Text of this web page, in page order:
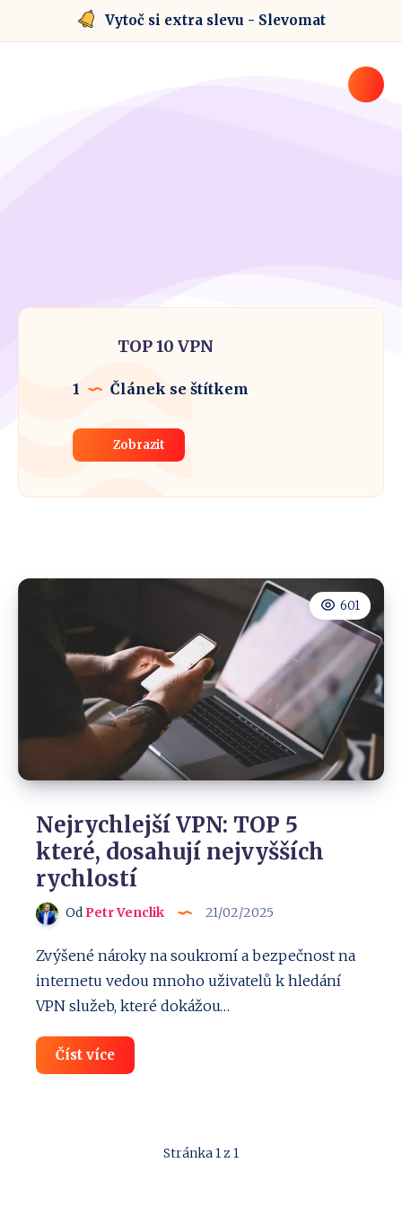
Vytoč si extra slevu - Slevomat
TOP 10 VPN
1 Článek se štítkem
Zobrazit
601
Nejrychlejší VPN: TOP 5
které, dosahují nejvyšších
rychlostí
Od Petr Venclik 21/02/2025
Zvýšené nároky na soukromí a bezpečnost na
internetu vedou mnoho uživatelů k hledání
VPN služeb, které dokážou…
Číst víceNejrychlejší
VPN:
nejvyššíchStránka 1 z 1